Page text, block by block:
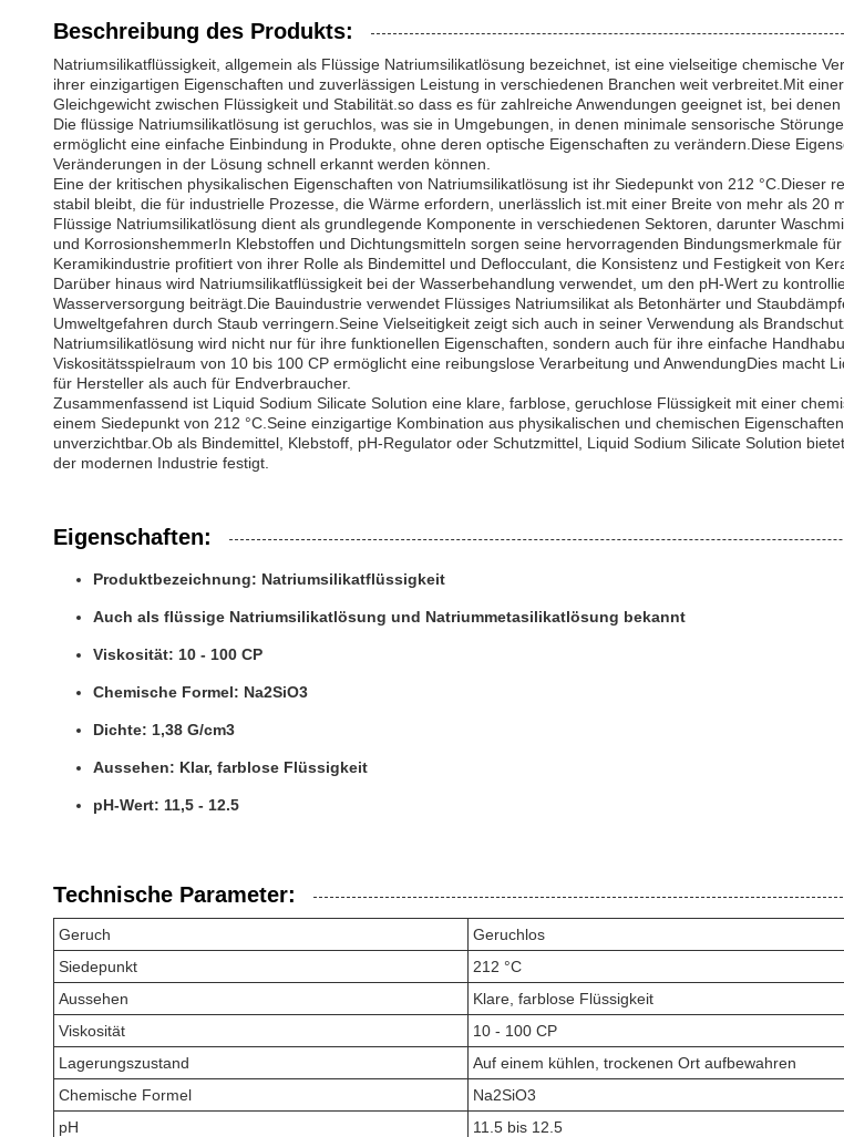
Beschreibung des Produkts:
Natriumsilikatflüssigkeit, allgemein als Flüssige Natriumsilikatlösung bezeichnet, ist eine vielseitige chemische
ihrer einzigartigen Eigenschaften und zuverlässigen Leistung in verschiedenen Branchen weit verbreitet.Mit
Gleichgewicht zwischen Flüssigkeit und Stabilität.so dass es für zahlreiche Anwendungen geeignet ist, bei
Die flüssige Natriumsilikatlösung ist geruchlos, was sie in Umgebungen, in denen minimale sensorische
ermöglicht eine einfache Einbindung in Produkte, ohne deren optische Eigenschaften zu verändern.Diese
Veränderungen in der Lösung schnell erkannt werden können.
Eine der kritischen physikalischen Eigenschaften von Natriumsilikatlösung ist ihr Siedepunkt von 212
stabil bleibt, die für industrielle Prozesse, die Wärme erfordern, unerlässlich ist.mit einer Breite von mehr als 20
Flüssige Natriumsilikatlösung dient als grundlegende Komponente in verschiedenen Sektoren, darunter
und KorrosionshemmerIn Klebstoffen und Dichtungsmitteln sorgen seine hervorragenden Bindungsmerkmale
Keramikindustrie profitiert von ihrer Rolle als Bindemittel und Deflocculant, die Konsistenz und Festigkeit von
Darüber hinaus wird Natriumsilikatflüssigkeit bei der Wasserbehandlung verwendet, um den pH-Wert zu
Wasserversorgung beiträgt.Die Bauindustrie verwendet Flüssiges Natriumsilikat als Betonhärter und
Umweltgefahren durch Staub verringern.Seine Vielseitigkeit zeigt sich auch in seiner Verwendung als
Natriumsilikatlösung wird nicht nur für ihre funktionellen Eigenschaften, sondern auch für ihre einfache
Viskositätsspielraum von 10 bis 100 CP ermöglicht eine reibungslose Verarbeitung und AnwendungDies macht
für Hersteller als auch für Endverbraucher.
Zusammenfassend ist Liquid Sodium Silicate Solution eine klare, farblose, geruchlose Flüssigkeit mit einer
einem Siedepunkt von 212 °C.Seine einzigartige Kombination aus physikalischen und chemischen
unverzichtbar.Ob als Bindemittel, Klebstoff, pH-Regulator oder Schutzmittel, Liquid Sodium Silicate Solution
der modernen Industrie festigt.
Eigenschaften:
Produktbezeichnung: Natriumsilikatflüssigkeit
Auch als flüssige Natriumsilikatlösung und Natriummetasilikatlösung bekannt
Viskosität: 10 - 100 CP
Chemische Formel: Na2SiO3
Dichte: 1,38 G/cm3
Aussehen: Klar, farblose Flüssigkeit
pH-Wert: 11,5 - 12.5
Technische Parameter:
Geruch
Geruchlos
Siedepunkt
212 °C
Aussehen
Klare, farblose Flüssigkeit
Viskosität
10 - 100 CP
Lagerungszustand
Auf einem kühlen, trockenen Ort aufbewahren
Chemische Formel
Na2SiO3
pH
11.5 bis 12.5